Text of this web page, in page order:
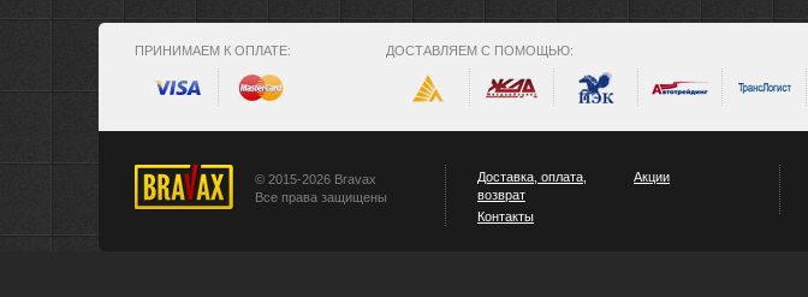
ПРИНИМАЕМ К ОПЛАТЕ: ДОСТАВЛЯЕМ С ПОМОЩЬЮ:
© 2015-2026 Bravax
Все права защищены
Доставка, оплата,
возврат
Акции
Контакты